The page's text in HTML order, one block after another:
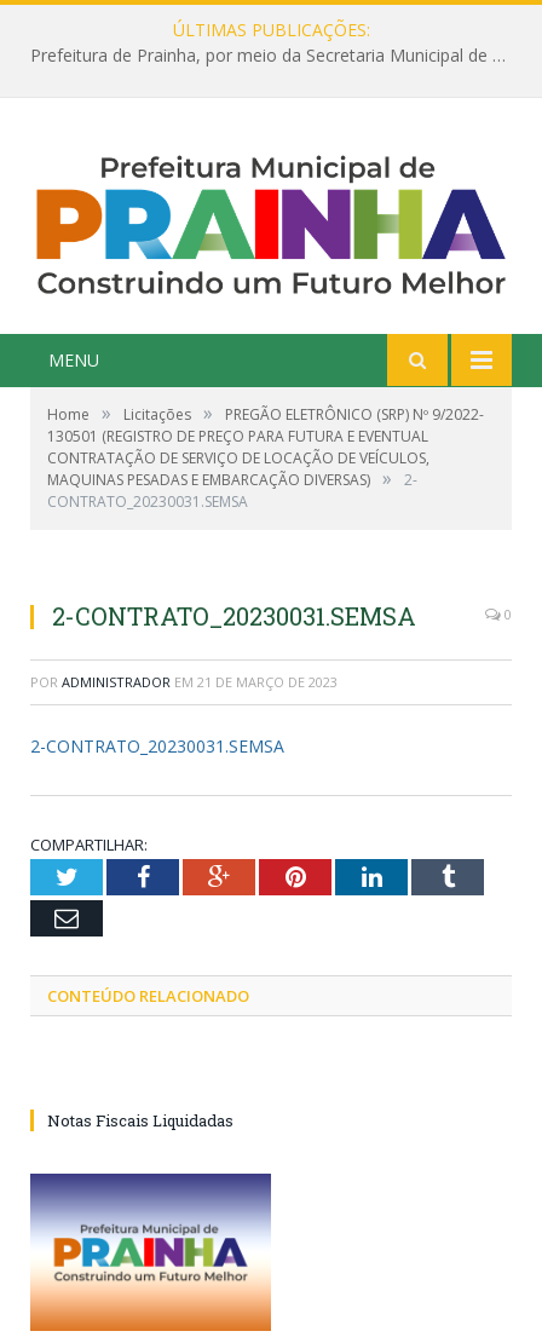
ÚLTIMAS PUBLICAÇÕES:
Prefeitura de Prainha, por meio da Secretaria Municipal de Educação, abre 354 vagas na área da Educação para 2025 com processo seletivo simplificado
MENU
Home » Licitações »
PREGÃO ELETRÔNICO (SRP) Nº 9/2022-
130501 (REGISTRO DE PREÇO PARA FUTURA E EVENTUAL
CONTRATAÇÃO DE SERVIÇO DE LOCAÇÃO DE VEÍCULOS,
MAQUINAS PESADAS E EMBARCAÇÃO DIVERSAS) »
2-
CONTRATO_20230031.SEMSA
2-CONTRATO_20230031.SEMSA 0
POR ADMINISTRADOR EM 21 DE MARÇO DE 2023
2-CONTRATO_20230031.SEMSA
COMPARTILHAR:
TwitterFacebookGoogle+PinterestLinkedInTumblr
Email
CONTEÚDO RELACIONADO
Notas Fiscais Liquidadas